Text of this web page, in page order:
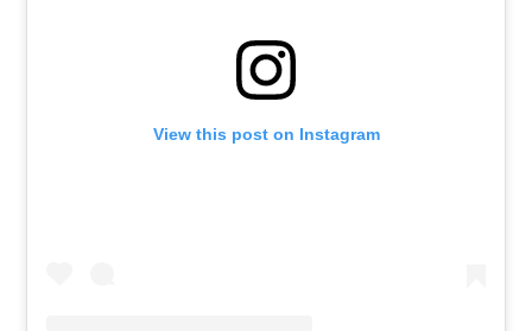
View this post on Instagram